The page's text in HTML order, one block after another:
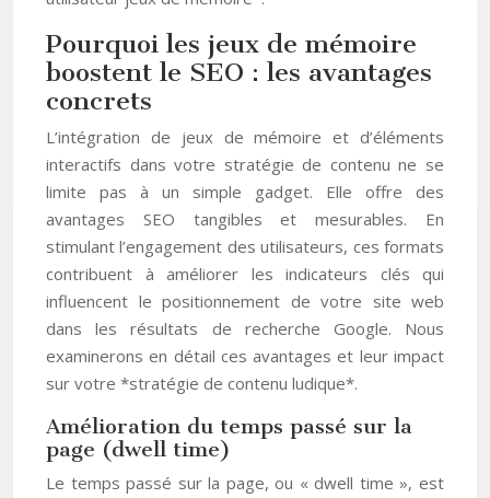
Pourquoi les jeux de mémoire
boostent le SEO : les avantages
concrets
L’intégration de jeux de mémoire et d’éléments
interactifs dans votre stratégie de contenu ne se
limite pas à un simple gadget. Elle offre des
avantages SEO tangibles et mesurables. En
stimulant l’engagement des utilisateurs, ces formats
contribuent à améliorer les indicateurs clés qui
influencent le positionnement de votre site web
dans les résultats de recherche Google. Nous
examinerons en détail ces avantages et leur impact
sur votre *stratégie de contenu ludique*.
Amélioration du temps passé sur la
page (dwell time)
Le temps passé sur la page, ou « dwell time », est